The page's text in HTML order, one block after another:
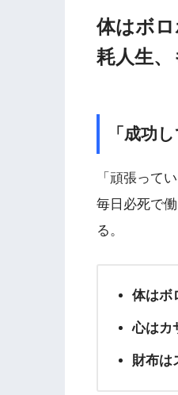
体はボ
耗人生
「成功
「頑張って
毎日必死で
る。
体はボ
心はカ
財布は